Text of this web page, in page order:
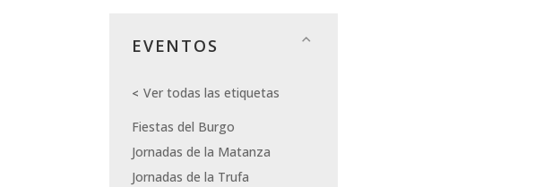
EVENTOS
Ver todas las etiquetas
Fiestas del Burgo
Jornadas de la Matanza
Jornadas de la Trufa